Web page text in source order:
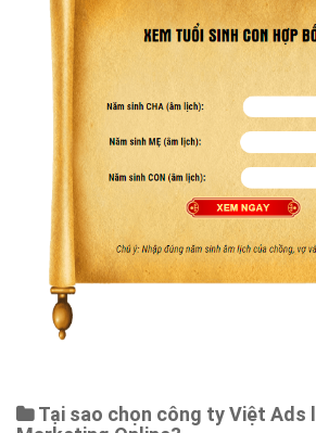
Tại sao chọn công ty Việt Ads